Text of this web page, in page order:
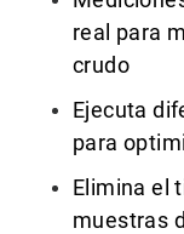
real para
crudo
Ejecuta
para
Elimina el
muestras